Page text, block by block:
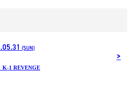
(SUN)
K-1 REVENGE